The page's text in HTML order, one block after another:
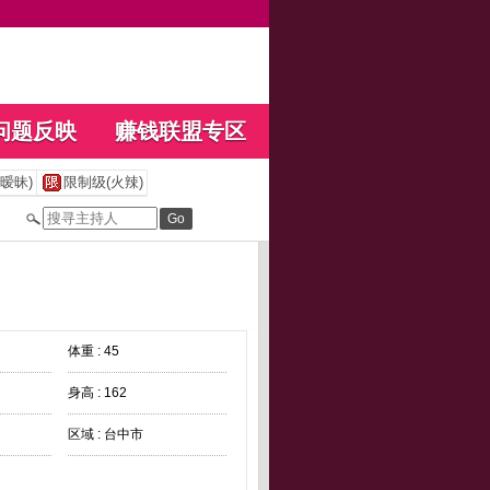
题反映 赚钱联盟专区
昧) 限制级(火辣)
体重 : 45
身高 : 162
区域 : 台中市